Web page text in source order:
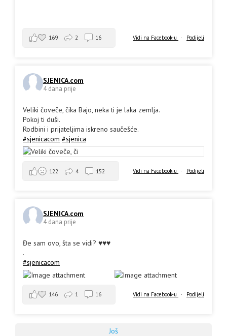
Vidi na Facebook-u · Podijeli
169 2 16
SJENICA.com
4 dana prije
Veliki čoveče, čika Bajo, neka ti je laka zemlja.
Pokoj ti duši.
Rodbini i prijateljima iskreno saučešće.
#sjenicacom #sjenica
Vidi na Facebook-u · Podijeli
122 4 152
SJENICA.com
4 dana prije
Đe sam ovo, šta se vidi? ♥️♥️♥️
.
#sjenicacom
Vidi na Facebook-u · Podijeli
146 1 16
Još